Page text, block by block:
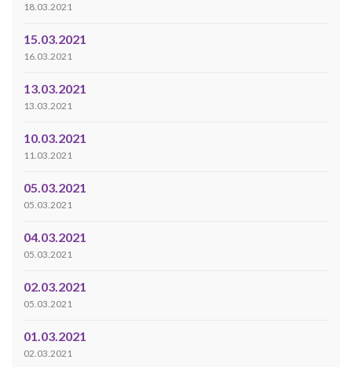
18.03.2021
15.03.2021
16.03.2021
13.03.2021
13.03.2021
10.03.2021
11.03.2021
05.03.2021
05.03.2021
04.03.2021
05.03.2021
02.03.2021
05.03.2021
01.03.2021
02.03.2021